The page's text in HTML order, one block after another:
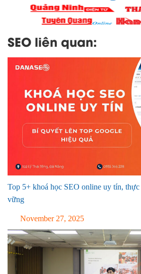
SEO liên quan:
Top 5+ khoá học SEO online uy tín, thực
vững
November 27, 2025